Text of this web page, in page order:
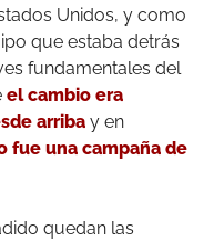
Unidos, y como
que estaba detrás
fundamentales del
el cambio era
arriba y en
fue una campaña de
quedan las